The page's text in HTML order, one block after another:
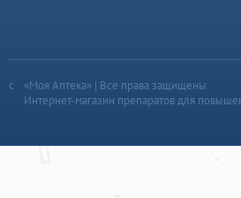
«Моя Аптека» | Все права защищены
Интернет-магазин препаратов для